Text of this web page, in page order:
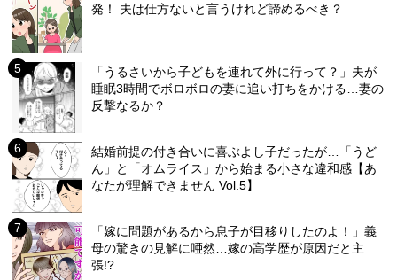
発！ 夫は仕方ないと言うけれど諦めるべき？
「うるさいから子どもを連れて外に行って？」夫が
睡眠3時間でボロボロの妻に追い打ちをかける…妻の
反撃なるか？
結婚前提の付き合いに喜ぶよし子だったが…「うど
ん」と「オムライス」から始まる小さな違和感【あ
なたが理解できません Vol.5】
「嫁に問題があるから息子が目移りしたのよ！」義
母の驚きの見解に唖然…嫁の高学歴が原因だと主
張!?